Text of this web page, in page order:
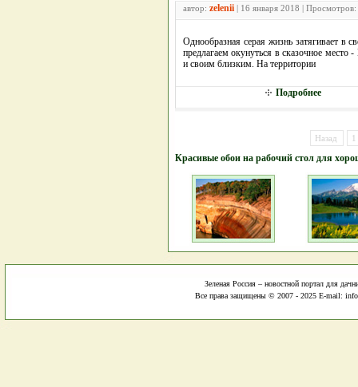
автор: zelenii | 16 января 2018 |
Однообразная серая жизнь затягивает в
предлагаем окунуться в сказочное место
и своим близким. На территории
Подробнее
Назад 1
Красивые обои на рабочий стол для
Зеленая Россия – новостной портал для
Все права защищены © 2007 - 2025 E-mail: